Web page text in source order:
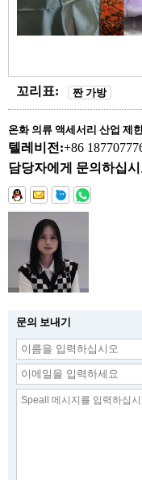
꼬리표: 짠 가방
온화 의류 액세서리 산업 제
텔레비전:+86
담당자에게 문의하십
문의 보내기